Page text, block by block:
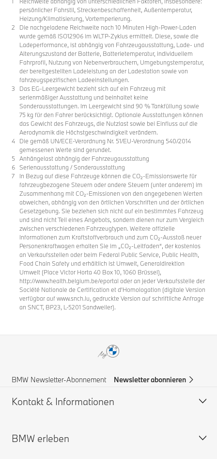
persönlicher Fahrstil, Streckenbeschaffenheit, Außentemperatur,
Heizung/Klimatisierung, Vortemperierung.
Die nachgeladene Reichweite nach 10 Minuten High-Power-Laden
wurde gemäß ISO12906 im WLTP-Zyklus ermittelt. Diese, sowie die
Ladeperformance, ist abhängig von Fahrzeugausstattung, Lade- und
Alterungszustand der Batterie, Batterietemperatur, individuellem
Fahrprofil, Nutzung von Nebenverbrauchern, Umgebungstemperatur,
der bereitgestellten Ladeleistung an der Ladestation sowie von
fahrzeugspezifischen Ladeeinstellungen.
Das EG-Leergewicht bezieht sich auf ein Fahrzeug mit
serienmäßiger Ausstattung und beinhaltet keine
Sonderausstattungen. Im Leergewicht sind 90 % Tankfüllung sowie
75 kg für den Fahrer berücksichtigt. Optionale Ausstattungen können
das Gewicht des Fahrzeugs, die Nutzlast sowie bei Einfluss auf die
Aerodynamik die Höchstgeschwindigkeit verändern.
Die gemäß UN/ECE-Verordnung Nr. 51/EU-Verordnung 540/2014
gemessenen Werte sind gerundet.
Anhängelast abhängig der Fahrzeugausstattung
Serienausstattung / Sonderausstattung
In Bezug auf diese Fahrzeuge können die CO₂-Emissionswerte für
fahrzeugbezogene Steuern oder andere Steuern (unter anderem) im
Zusammenhang mit CO₂-Emissionen von den angegebenen Werten
abweichen, abhängig von den örtlichen Vorschriften und der örtlichen
Gesetzgebung. Sie beziehen sich nicht auf ein bestimmtes Fahrzeug
und sind nicht Teil eines Angebots, sondern dienen nur zum Vergleich
zwischen verschiedenen Fahrzeugtypen. Weitere offizielle
Informationen zum Kraftstoffverbrauch und zum CO₂-Ausstoß neuer
Personenkraftwagen erhalten Sie im „CO₂-Leitfaden“, der kostenlos
an Verkaufsstellen oder beim Federal Public Service, Public Health,
Food Chain Safety und erhältlich ist Umwelt, Generaldirektion
Umwelt (Place Victor Horta 40 Box 10, 1060 Brüssel),
http://www.health.belgium.be/eportal oder an jeder Verkaufsstelle der
Société Nationale de Certification et d’Homologation (digitale Version
verfügbar auf www.snch.lu, gedruckte Version auf schriftliche Anfrage
an SNCT, BP23, L-5201 Sandweiler).
BMW Newsletter-Abonnement Newsletter abonnieren
Kontakt & Informationen
Hilfe & Kontakt
BMW erleben